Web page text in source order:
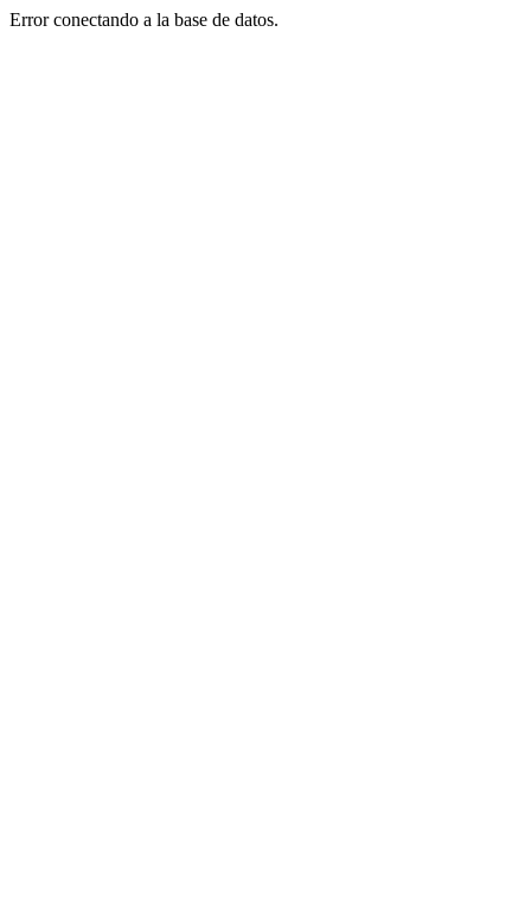
Error conectando a la base de datos.